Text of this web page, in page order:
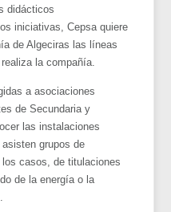
didácticos
iniciativas, Cepsa quiere
de Algeciras las líneas
la compañía.
a asociaciones
de Secundaria y
las instalaciones
grupos de
casos, de titulaciones
de la energía o la